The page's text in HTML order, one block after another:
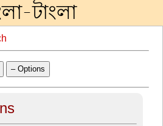
টাংলা
– Options